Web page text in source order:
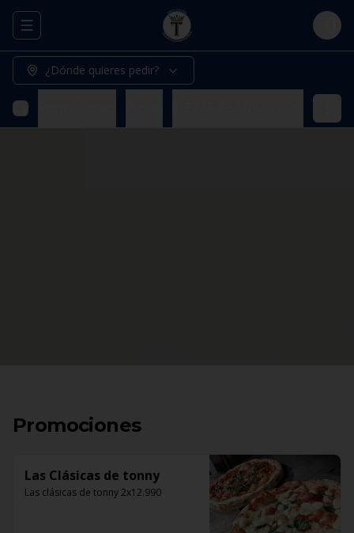
Abrir menu de navegación Login
¿Dónde quieres pedir?
Promociones
Las Clásicas de tonny
Las clásicas de tonny 2x12.990